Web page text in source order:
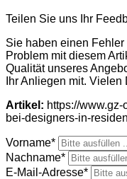
Teilen Sie uns Ihr
Sie haben einen
Problem mit diesem
Qualität unseres
Ihr Anliegen mit.
Artikel: https://
bei-designers-in-
Vorname*
Nachname*
E-Mail-Adresse*